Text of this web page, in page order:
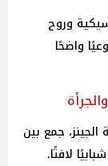
وروح
واضحًا
جمع بين
لافتًا.